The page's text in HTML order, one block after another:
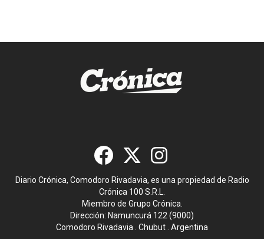
Diario Crónica, Comodoro Rivadavia, es una propiedad de Radio
Crónica 100 S.R.L.
Miembro de Grupo Crónica.
Dirección: Namuncurá 122 (9000)
Comodoro Rivadavia . Chubut . Argentina